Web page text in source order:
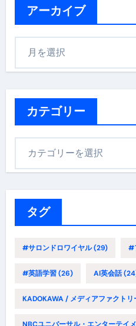
アーカイブ
カテゴリー
タグ
#サロンドロワイヤル(29) #
#英語学習(26) AI英会話
KADOKAWA / メディアファクトリ